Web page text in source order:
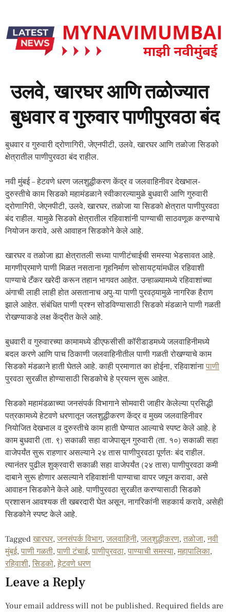
उलवे, खारघर आणि तळोज्यात
बुधवार व गुरुवार पाणीपुरवठा बंद
बुधवार व गुरुवारी द्रोणागिरी, जेएनपीटी, उलवे, खारघर आणि तळोजा सिडको
क्षेत्रातील पाणीपुरवठा बंद राहील.
नवी मुंबई – हेटवणे धरण जलशुद्धीकरण केंद्र व जलवाहिनीवर देखभाल-
दुरुस्तीचे काम सिडको महामंडळाने स्वीकारल्यामुळे बुधवारी आणि गुरुवारी
द्रोणागिरी, जेएनपीटी, उलवे, खारघर, तळोजा या सिडको क्षेत्रात पाणीपुरवठा
बंद राहील. यामुळे सिडको क्षेत्रातील रहिवाशांनी पाण्याची साठवणूक करण्याचे
नियोजन करावे, असे आवाहन सिडकोने केले आहे.
खारघर व तळोजा ह्या क्षेत्रातली सध्या पाणीटंचाईची समस्या भेडसावत आहे.
मागणीप्रमाणे पाणी मिळत नसताना गृहनिर्माण सोसायट्यांमधील रहिवाशी
पाण्याचे टँकर खरेदी करून तहान भागवत आहेत. उन्हाळ्यामध्ये रहिवाशांच्या
अंगाची लाही लाही होत असतानाच अपु-या पाणी पुरवठ्यामुळे नागरिक हैराण
झाले आहेत. संबंधित पाणी प्रश्न सोडविण्यासाठी सिडको मंडळाने पाणी गळती
रोखण्याकडे लक्ष केंद्रीत केले आहे.
बुधवारी व गुरुवारच्या कामामध्ये डीएफसीसी कॉरीडाडमध्ये जलवाहिनीमध्ये
बदल करणे आणि पाच ठिकाणी जलवाहिनीतील पाणी गळती रोखण्याचे काम
सिडको मंडळाने हाती घेतले आहे. काही प्रमाणात का होईना, रहिवाशांना पाणी
पुरवठा सुरळीत होण्यासाठी सिडकोचे हे प्रयत्न सुरू आहेत.
सिडको महामंडळाच्या जनसंपर्क विभागाने सोमवारी जाहीर केलेल्या प्रसिद्धी
पत्रकामध्ये हेटवणे धरणातून जलशुद्धीकरण केंद्र व मुख्य जलवाहिनीवर
नियोजित देखभाल व दुरुस्तीचे काम हाती घेण्यात आल्याचे स्पष्ट केले आहे. हे
काम बुधवारी (ता. ९) सकाळी सहा वाजेपासून गुरुवारी (ता. १०) सकाळी सहा
वाजेपर्यंत सुरू राहणार असल्याने २४ तास पाणीपुरवठा पूर्णतः बंद राहील.
त्यानंतर पुढील शुक्रवारी सकाळी सहा वाजेपर्यंत (२४ तास) पाणीपुरवठा कमी
दाबाने सुरू होणार असल्याने रहिवाशांनी पाण्याचा वापर जपून करावा, असे
आवाहन सिडकोने केले आहे. पाणीपुरवठा सुरळीत करण्यासाठी सिडको
प्रशासन आवश्यक ती खबरदारी घेत असून, नागरिकांनी सहकार्य करावे, असेही
सिडकोने स्पष्ट केले आहे.
Tagged खारघर, जनसंपर्क विभाग, जलवाहिनी, जलशुद्धीकरण, तळोजा, नवी
मुंबई, पाणी गळती, पाणी टंचाई, पाणीपुरवठा, पाण्याची समस्या, महापालिका,
रहिवाशी, सिडको, हेटवणे धरण
Leave a Reply
Your email address will not be published. Required fields are